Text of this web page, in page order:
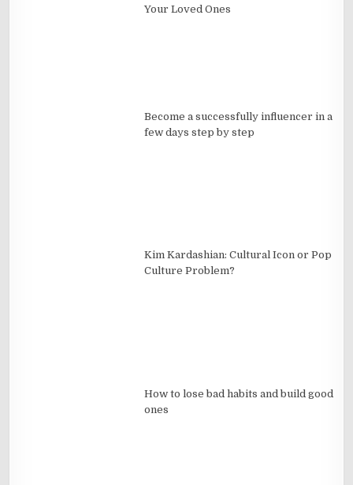
Your Loved Ones
Become a successfully influencer in a
few days step by step
Kim Kardashian: Cultural Icon or Pop
Culture Problem?
How to lose bad habits and build good
ones